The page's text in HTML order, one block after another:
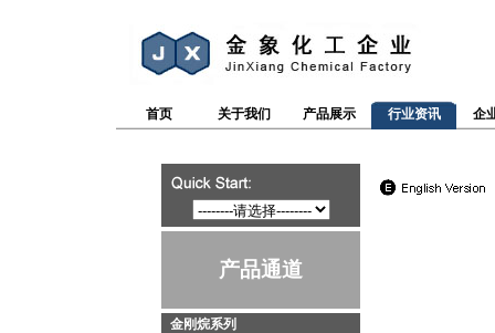
首页 关于我们 产品展示 行业资讯 企
产品通道
金刚烷系列